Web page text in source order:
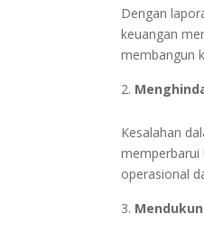
Dengan
keuangan
membangun
Kesalahan
memperbarui
operasional